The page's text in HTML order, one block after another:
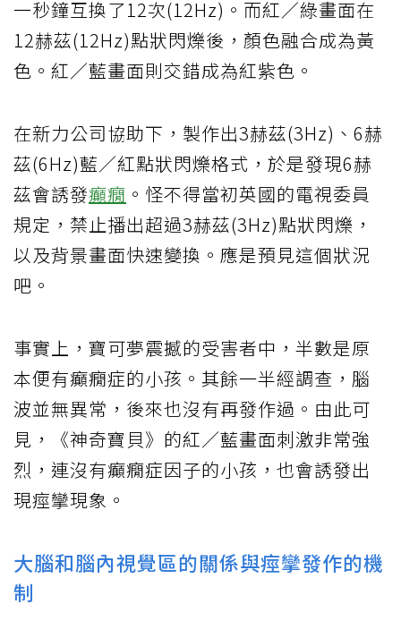
一秒鐘互換了12次(12Hz)。而紅／綠畫面在
12赫茲(12Hz)點狀閃爍後，顏色融合成為黃
色。紅／藍畫面則交錯成為紅紫色。
在新力公司協助下，製作出3赫茲(3Hz)、6赫
茲(6Hz)藍／紅點狀閃爍格式，於是發現6赫
茲會誘發癲癇 。怪不得當初英國的電視委員
規定，禁止播出超過3赫茲(3Hz)點狀閃爍，
以及背景畫面快速變換。應是預見這個狀況
吧。
事實上，寶可夢震撼的受害者中，半數是原
本便有癲癇症的小孩。其餘一半經調查，腦
波並無異常，後來也沒有再發作過。由此可
見，《神奇寶貝》的紅／藍畫面刺激非常強
烈，連沒有癲癇症因子的小孩，也會誘發出
現痙攣現象。
大腦和腦內視覺區的關係與痙攣發作的機
制